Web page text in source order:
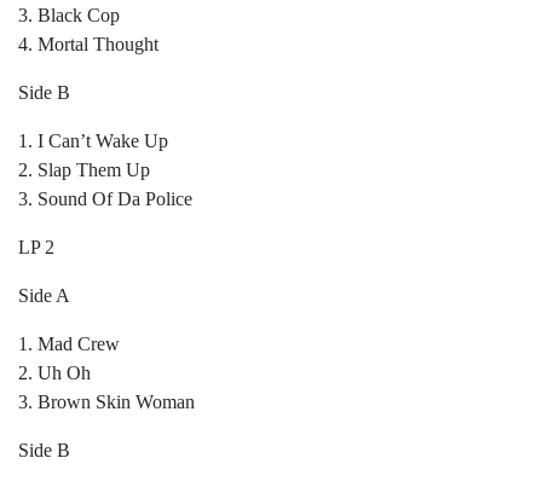
3. Black Cop
4. Mortal Thought
Side B
1. I Can’t Wake Up
2. Slap Them Up
3. Sound Of Da Police
LP 2
Side A
1. Mad Crew
2. Uh Oh
3. Brown Skin Woman
Side B